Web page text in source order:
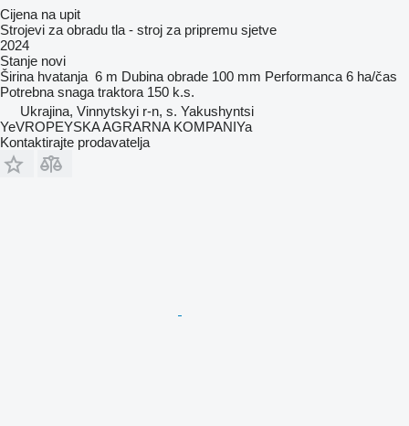
Cijena na upit
Strojevi za obradu tla - stroj za pripremu sjetve
2024
Stanje novi
Širina hvatanja 6 m Dubina obrade 100 mm Performanca 6 ha/čas
Potrebna snaga traktora 150 k.s.
Ukrajina, Vinnytskyi r-n, s. Yakushyntsi
YeVROPEYSKA AGRARNA KOMPANIYa
Kontaktirajte prodavatelja